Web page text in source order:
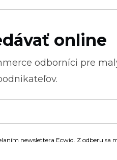
online
odborníci pre
newslettera Ecwid. Z odberu sa